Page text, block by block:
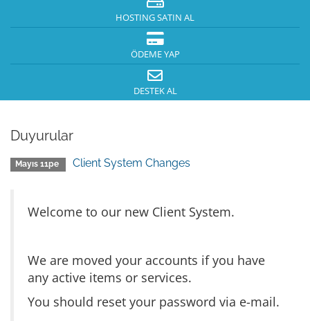
HOSTING SATIN AL
ÖDEME YAP
DESTEK AL
Duyurular
Mayıs 11pe Client System Changes
Welcome to our new Client System.
We are moved your accounts if you have
any active items or services.
You should reset your password via e-mail.